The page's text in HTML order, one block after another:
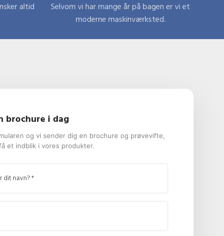
altid
Selvom vi har mange år på bagen er vi et
moderne maskinværksted.
brochure i dag
og vi sender dig en brochure og prøvevifte,
et indblik i vores produkter.